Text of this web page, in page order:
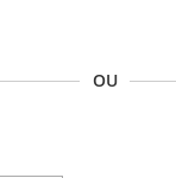
OU